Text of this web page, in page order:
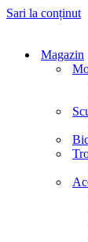
Sari la conținut
Magazin